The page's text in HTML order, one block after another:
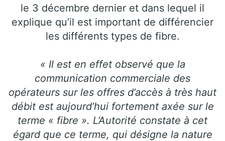
le 3 décembre dernier et dans lequel il
explique qu’il est important de différencier
les différents types de fibre.
« Il est en effet observé que la
communication commerciale des
opérateurs sur les offres d’accès à très haut
débit est aujourd’hui fortement axée sur le
terme « fibre ». L’Autorité constate à cet
égard que ce terme, qui désigne la nature